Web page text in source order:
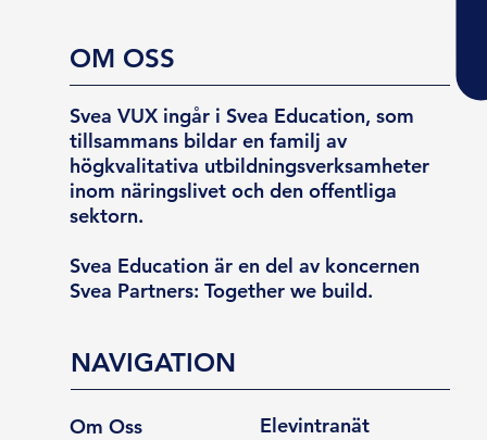
OM OSS
Svea VUX ingår i Svea Education, som
tillsammans bildar en familj av
högkvalitativa utbildningsverksamheter
inom näringslivet och den offentliga
sektorn.
Svea Education är en del av koncernen
Svea Partners: Together we build.
NAVIGATION
Om Oss Elevintranät